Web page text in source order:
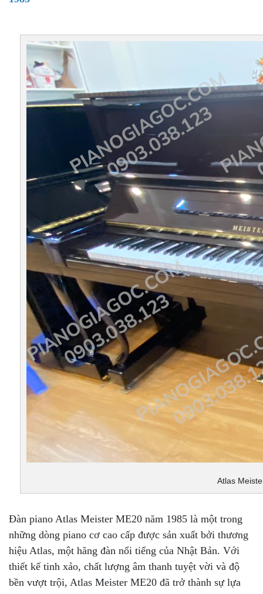
Atlas
Đàn piano Atlas Meister ME20 năm 1985 là một trong
những dòng piano cơ cao cấp được sản xuất bởi thương
hiệu Atlas, một hãng đàn nổi tiếng của Nhật Bản. Với
thiết kế tinh xảo, chất lượng âm thanh tuyệt vời và độ
bền vượt trội, Atlas Meister ME20 đã trở thành sự lựa